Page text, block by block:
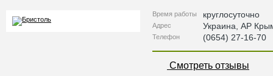
Время работы круглосуточно
Адрес Украина АР
Телефон (0654) 27-16-70
Смотреть отзывы